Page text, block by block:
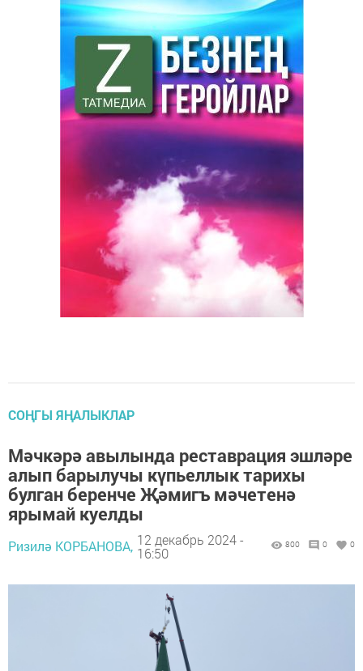
СОҢГЫ ЯҢАЛЫКЛАР
Мәчкәрә авылында реставрация эшләре
алып барылучы күпьеллык тарихы
булган беренче Җәмигъ мәчетенә
ярымай куелды
Ризилә КОРБАНОВА, 12 декабрь 2024 -
16:50
800 0 0